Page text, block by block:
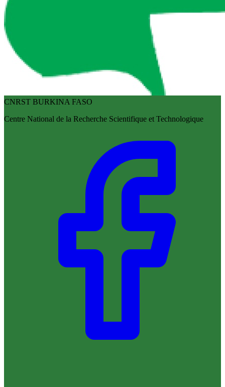
CNRST BURKINA FASO
Centre National de la Recherche Scientifique et Technologique